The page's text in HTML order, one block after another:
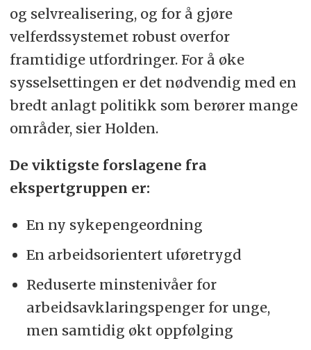
og selvrealisering, og for å gjøre
velferdssystemet robust overfor
framtidige utfordringer. For å øke
sysselsettingen er det nødvendig med en
bredt anlagt politikk som berører mange
områder, sier Holden.
De viktigste forslagene fra
ekspertgruppen er:
En ny sykepengeordning
En arbeidsorientert uføretrygd
Reduserte minstenivåer for
arbeidsavklaringspenger for unge,
men samtidig økt oppfølging